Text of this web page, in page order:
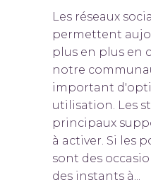
Les réseaux
permettent
plus en plus en
notre
important
utilisation. Les
principaux
à activer. Si les
sont des
des instants à...